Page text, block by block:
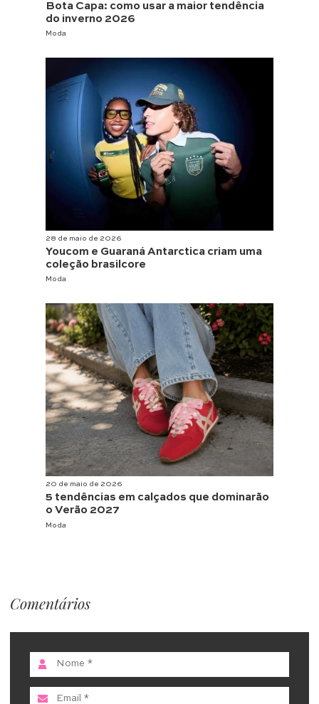
Bota Capa: como usar a maior tendência
do inverno 2026
Moda
28 de maio de 2026
Youcom e Guaraná Antarctica criam uma
coleção brasilcore
Moda
20 de maio de 2026
5 tendências em calçados que dominarão
o Verão 2027
Moda
Comentários